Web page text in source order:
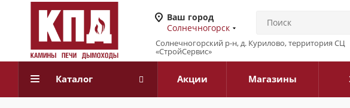
Ваш город
Солнечногорск
Солнечногорский р-н, д. Курилово, территория СЦ
«СтройСервис»
Каталог Акции Магазины